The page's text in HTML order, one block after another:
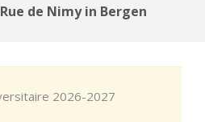
de Nimy in Bergen
2026-2027